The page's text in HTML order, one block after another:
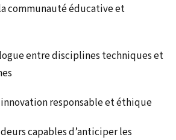
communauté éducative et
entre disciplines techniques et
responsable et éthique
capables d’anticiper les